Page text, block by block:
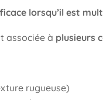
lorsqu’il est
associée à plusieurs
rugueuse)